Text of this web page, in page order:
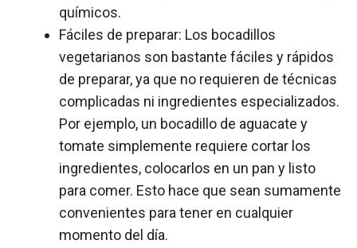
químicos.
Fáciles de preparar: Los bocadillos
vegetarianos son bastante fáciles y rápidos
de preparar, ya que no requieren de técnicas
complicadas ni ingredientes especializados.
Por ejemplo, un bocadillo de aguacate y
tomate simplemente requiere cortar los
ingredientes, colocarlos en un pan y listo
para comer. Esto hace que sean sumamente
convenientes para tener en cualquier
momento del día.